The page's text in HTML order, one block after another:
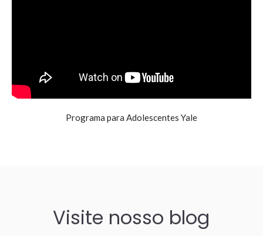
Programa para Adolescentes Yale
Visite nosso blog